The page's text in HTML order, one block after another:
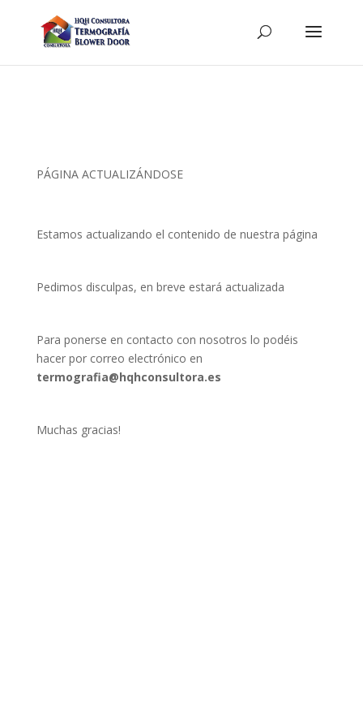
PÁGINA ACTUALIZÁNDOSE
Estamos actualizando el contenido de nuestra página
Pedimos disculpas, en breve estará actualizada
Para ponerse en contacto con nosotros lo podéis
hacer por correo electrónico en
termografia@hqhconsultora.es
Muchas gracias!